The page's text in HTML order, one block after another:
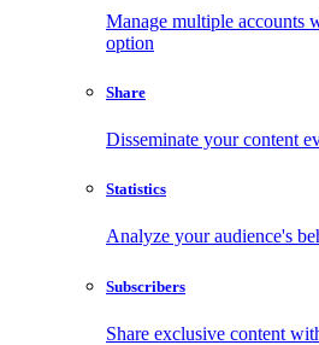
Manage multiple accounts
option
Share
Disseminate your content
Statistics
Analyze your audience's
Subscribers
Share exclusive content